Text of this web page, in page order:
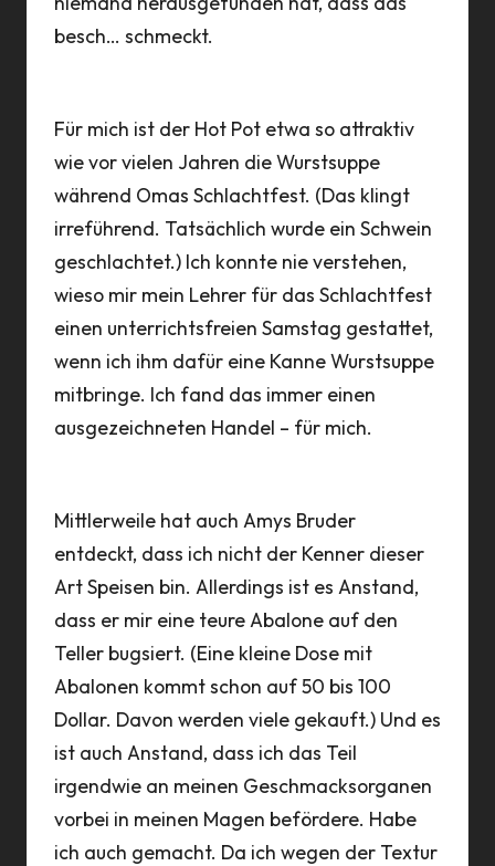
besch… schmeckt.
Für mich ist der Hot Pot etwa so attraktiv
wie vor vielen Jahren die Wurstsuppe
während Omas Schlachtfest. (Das klingt
irreführend. Tatsächlich wurde ein Schwein
geschlachtet.) Ich konnte nie verstehen,
wieso mir mein Lehrer für das Schlachtfest
einen unterrichtsfreien Samstag gestattet,
wenn ich ihm dafür eine Kanne Wurstsuppe
mitbringe. Ich fand das immer einen
ausgezeichneten Handel – für mich.
Mittlerweile hat auch Amys Bruder
entdeckt, dass ich nicht der Kenner dieser
Art Speisen bin. Allerdings ist es Anstand,
dass er mir eine teure Abalone auf den
Teller bugsiert. (Eine kleine Dose mit
Abalonen kommt schon auf 50 bis 100
Dollar. Davon werden viele gekauft.) Und es
ist auch Anstand, dass ich das Teil
irgendwie an meinen Geschmacksorganen
vorbei in meinen Magen befördere. Habe
ich auch gemacht. Da ich wegen der Textur